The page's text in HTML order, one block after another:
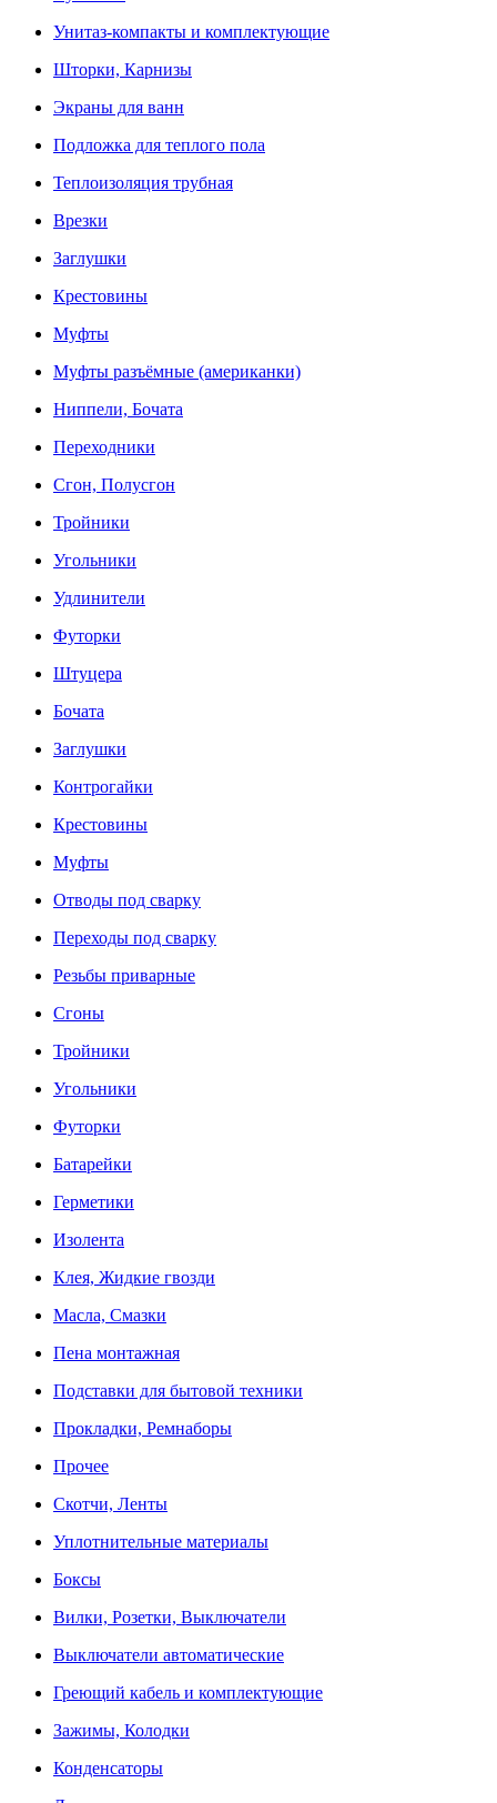
Унитаз-компакты и комплектующие
Шторки, Карнизы
Экраны для ванн
Подложка для теплого пола
Теплоизоляция трубная
Врезки
Заглушки
Крестовины
Муфты
Муфты разъёмные (американки)
Ниппели, Бочата
Переходники
Сгон, Полусгон
Тройники
Угольники
Удлинители
Футорки
Штуцера
Бочата
Заглушки
Контрогайки
Крестовины
Муфты
Отводы под сварку
Переходы под сварку
Резьбы приварные
Сгоны
Тройники
Угольники
Футорки
Батарейки
Герметики
Изолента
Клея, Жидкие гвозди
Масла, Смазки
Пена монтажная
Подставки для бытовой техники
Прокладки, Ремнаборы
Прочее
Скотчи, Ленты
Уплотнительные материалы
Боксы
Вилки, Розетки, Выключатели
Выключатели автоматические
Греющий кабель и комплектующие
Зажимы, Колодки
Конденсаторы